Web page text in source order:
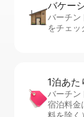
バケー
バーチン
をチェッ
1泊あた
バーチン
宿泊料金